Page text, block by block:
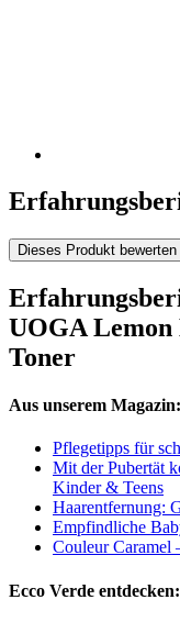
Dieses Produkt bewerten
UOGA
Toner
Aus unserem Magazin:
Pflegetipps für
Mit der Pubertät
Kinder & Teens
Haarentfernung:
Empfindliche
Couleur Caramel
Ecco Verde entdecken: